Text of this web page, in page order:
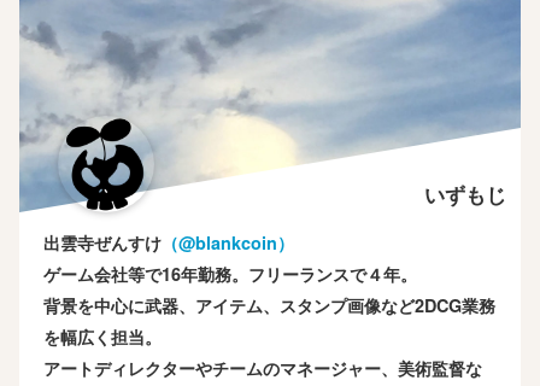
いずもじ
出雲寺ぜんすけ （‎@blankcoin）
ゲーム会社等で16年勤務。フリーランスで４年。
背景を中心に武器、アイテム、スタンプ画像など2DCG業務
を幅広く担当。
アートディレクターやチームのマネージャー、美術監督な